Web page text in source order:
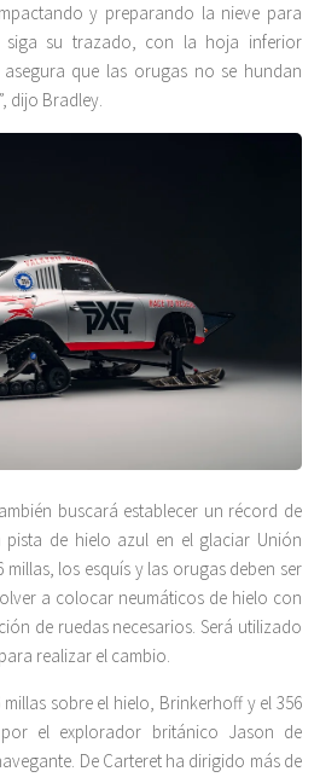
y preparando la nieve para
su trazado, con la hoja inferior
que las orugas no se hundan
dijo Bradley.
buscará establecer un récord de
de hielo azul en el glaciar Unión
millas, los esquís y las orugas deben ser
a colocar neumáticos de hielo con
de ruedas necesarios. Será utilizado
realizar el cambio.
sobre el hielo, Brinkerhoff y el 356
el explorador británico Jason de
De Carteret ha dirigido más de